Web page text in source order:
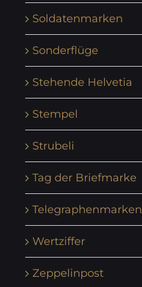
Soldatenmarken
Sonderflüge
Stehende Helvetia
Stempel
Strubeli
Tag der Briefmarke
Telegraphenmarken
Wertziffer
Zeppelinpost